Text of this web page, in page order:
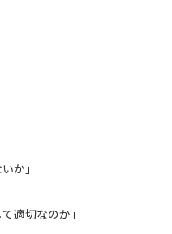
か」
適切なのか」